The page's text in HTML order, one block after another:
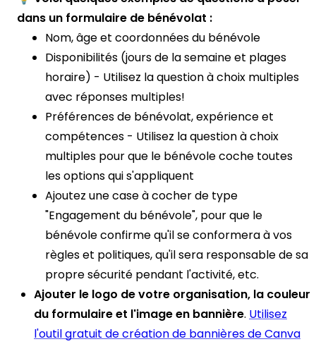
dans un formulaire de bénévolat :
Nom, âge et coordonnées du bénévole
Disponibilités (jours de la semaine et plages
horaire) - Utilisez la question à choix multiples
avec réponses multiples!
Préférences de bénévolat, expérience et
compétences - Utilisez la question à choix
multiples pour que le bénévole coche toutes
les options qui s'appliquent
Ajoutez une case à cocher de type
"Engagement du bénévole", pour que le
bénévole confirme qu'il se conformera à vos
règles et politiques, qu'il sera responsable de sa
propre sécurité pendant l'activité, etc.
Ajouter le logo de votre organisation, la couleur
du formulaire et l'image en bannière. Utilisez
l'outil gratuit de création de bannières de Canva